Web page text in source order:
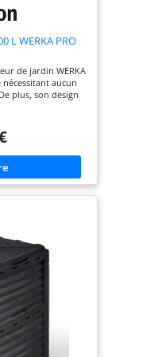
L WERKA PRO
de jardin WERKA
nécessitant aucun
plus, son design
pour une
effort Capacité
de 300 litres, ce
optimale pour une
restant discret
parfaite
Sa couleur noire
optimal à
un matériau
composteur est
et aux rayons
durabilité
précises: Le
de L 61 cm x
de s'adapter à
noire ajoute une
jardin